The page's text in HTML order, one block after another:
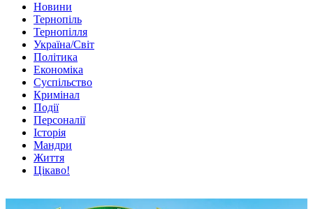
Новини
Тернопіль
Тернопілля
Україна/Світ
Політика
Економіка
Суспільство
Кримінал
Події
Персоналії
Історія
Мандри
Життя
Цікаво!